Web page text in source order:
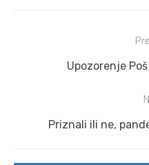
navigation
Previous
Upozorenje
Next
Priznali ili ne,